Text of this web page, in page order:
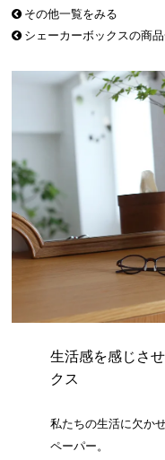
その他一覧をみる
シェーカーボックスの商
生活感を感じさ
クス
私たちの生活に欠か
ペーパー。